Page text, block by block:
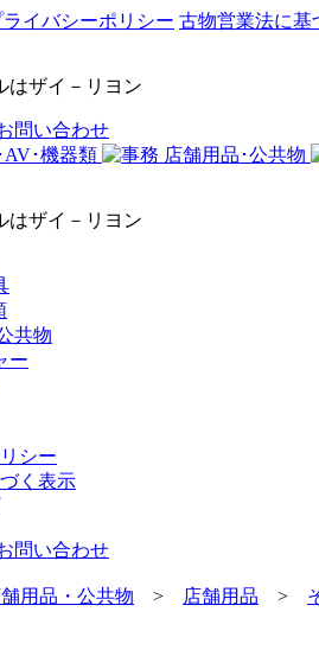
ライバシーポリシー 古物営業法に基
はザイ－リヨン
はザイ－リヨン
共物
ー
シー
く表示
用品・公共物 > 店舗用品 >